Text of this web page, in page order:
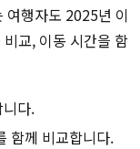
여행자도 2025년 이
교, 이동 시간을 함
다.
함께 비교합니다.